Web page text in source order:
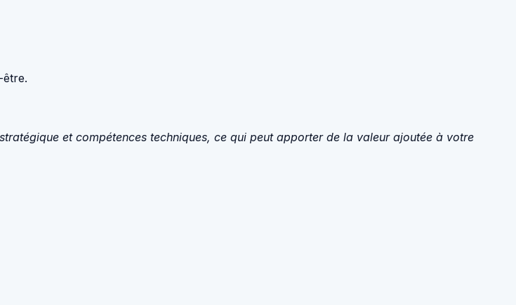
être.
et compétences techniques, ce qui peut apporter de la valeur ajoutée à votre